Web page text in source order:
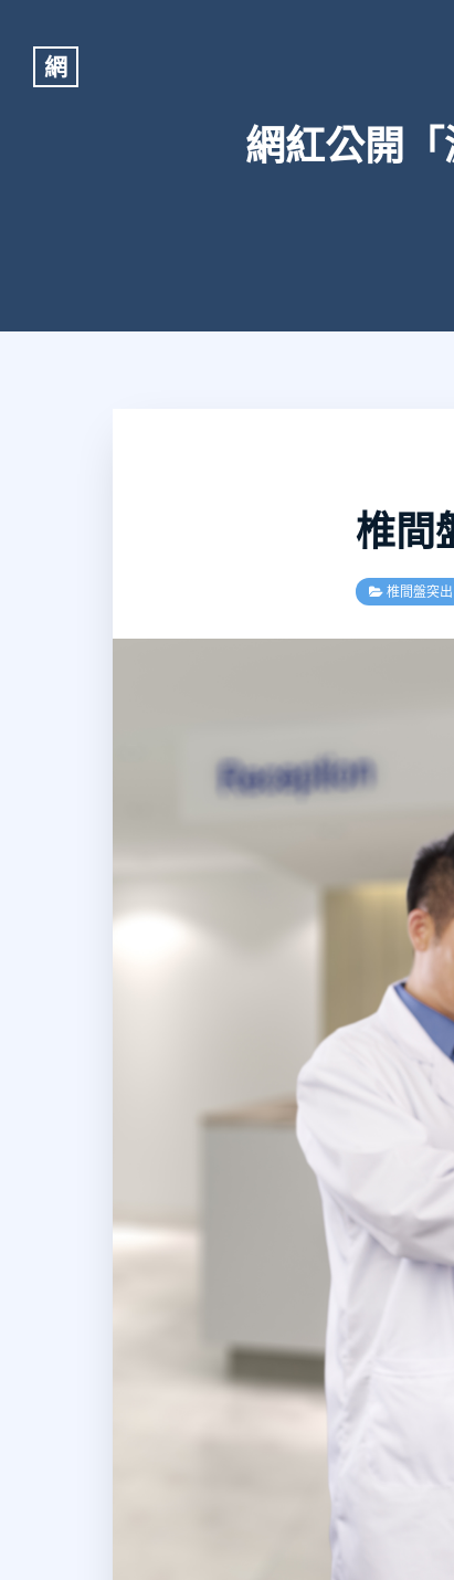
網
網紅公開
椎間
椎間盤突出